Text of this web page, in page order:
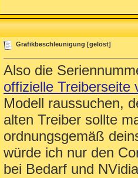
Grafikbeschleunigung [gelöst]
Also die
offizielle Treiberseite
Modell raussuchen,
alten Treiber sollte
ordnungsgemäß
würde ich nur den
bei Bedarf und